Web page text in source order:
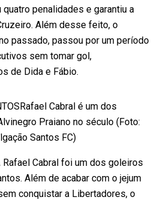
penalidades e garantiu a
Além desse feito, o
passado, passou por um período
sem tomar gol,
de Dida e Fábio.
Cabral é um dos
Praiano no século (Foto:
Santos FC)
Cabral foi um dos goleiros
Além de acabar com o jejum
conquistar a Libertadores, o